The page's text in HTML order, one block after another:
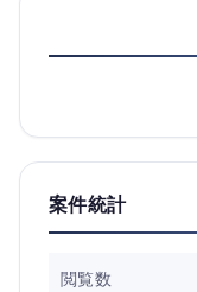
案件統計
閲覧数